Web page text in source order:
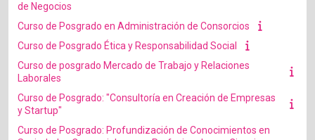
de Negocios
Curso de Posgrado en Administración de Consorcios
Curso de Posgrado Ética y Responsabilidad Social
Curso de posgrado Mercado de Trabajo y Relaciones
Laborales
Curso de Posgrado: "Consultoría en Creación de Empresas
y Startup"
Curso de Posgrado: Profundización de Conocimientos en